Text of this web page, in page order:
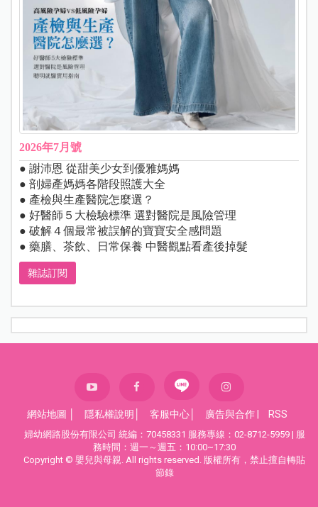
2026年7月號
● 謝沛恩 從甜美少女到優雅媽媽
● 剖婦產媽媽各階段照護大全
● 產檢與生產醫院怎麼選？
● 好醫師５大檢驗標準 選對醫院是風險管理
● 破解４個最常被誤解的寶寶安全感問題
● 藥膳、茶飲、日常保養 中醫觀點看產後掉髮
雜誌訂閱
網站地圖 隱私權說明 客服中心 廣告與合作| RSS
婦幼網路股份有限公司 統編：70458331 服務專線：02-8712-5959 | 服
務時間：週一～週五：10:00~17:30
Copyright © 嬰兒與母親. All rights reserved. 版權所有，禁止擅自轉貼
節錄